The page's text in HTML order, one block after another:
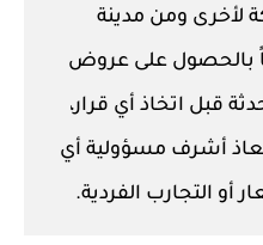
لأخرى ومن مدينة
بالحصول على عروض
قبل اتخاذ أي قرار،
أشرف مسؤولية أي
أو التجارب الفردية.